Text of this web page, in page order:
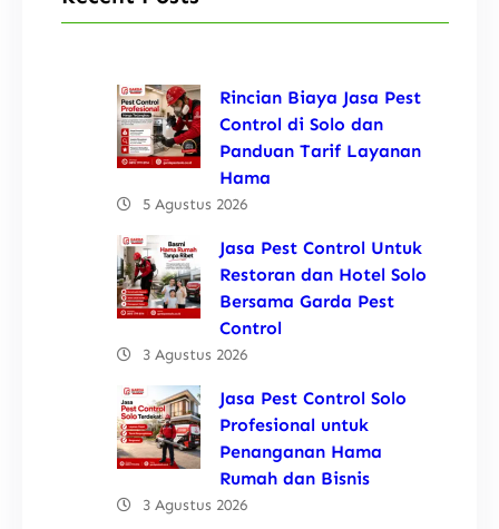
Rincian Biaya Jasa Pest
Control di Solo dan
Panduan Tarif Layanan
Hama
5 Agustus 2026
Jasa Pest Control Untuk
Restoran dan Hotel Solo
Bersama Garda Pest
Control
3 Agustus 2026
Jasa Pest Control Solo
Profesional untuk
Penanganan Hama
Rumah dan Bisnis
3 Agustus 2026